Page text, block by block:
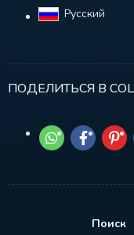
Русский‎
ПОДЕЛИТЬСЯ В
Поиск